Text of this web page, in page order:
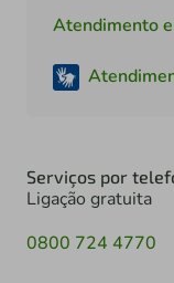
Atendimento
Serviços por
Ligação gratuita
0800 724 4770